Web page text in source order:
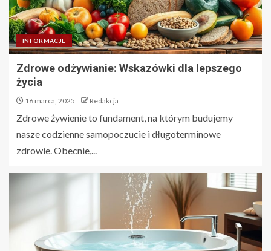
INFORMACJE
Zdrowe odżywianie: Wskazówki dla lepszego
życia
16 marca, 2025 Redakcja
Zdrowe żywienie to fundament, na którym budujemy
nasze codzienne samopoczucie i długoterminowe
zdrowie. Obecnie,...